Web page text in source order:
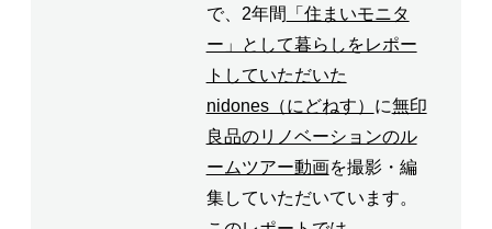
で、2年間 「住まいモニタ
ー」として暮らしをレポー
トしていただいた
nidones（にどねす） に無印
良品のリノベーションのル
ームツアー動画を撮影・編
集していただいています。